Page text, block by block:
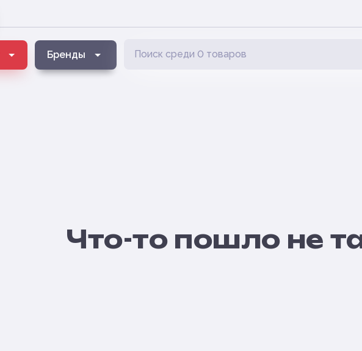
Бренды
Что-то пошло не